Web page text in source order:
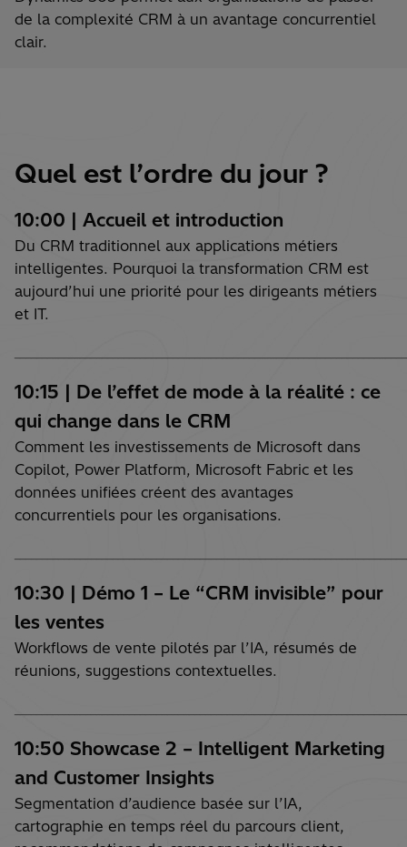
de la complexité CRM à un avantage concurrentiel
clair.
Quel est l’ordre du jour ?
10:00 | Accueil et introduction
Du CRM traditionnel aux applications métiers
intelligentes. Pourquoi la transformation CRM est
aujourd’hui une priorité pour les dirigeants métiers
et IT.
10:15 | De l’effet de mode à la réalité : ce
qui change dans le CRM
Comment les investissements de Microsoft dans
Copilot, Power Platform, Microsoft Fabric et les
données unifiées créent des avantages
concurrentiels pour les organisations.
10:30 | Démo 1 – Le “CRM invisible” pour
les ventes
Workflows de vente pilotés par l’IA, résumés de
réunions, suggestions contextuelles.
10:50 Showcase 2 – Intelligent Marketing
and Customer Insights ​
Segmentation d’audience basée sur l’IA,
cartographie en temps réel du parcours client,